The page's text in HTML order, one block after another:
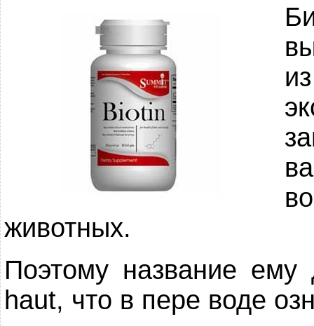
животных.
Поэтому название
haut, что в пере воде